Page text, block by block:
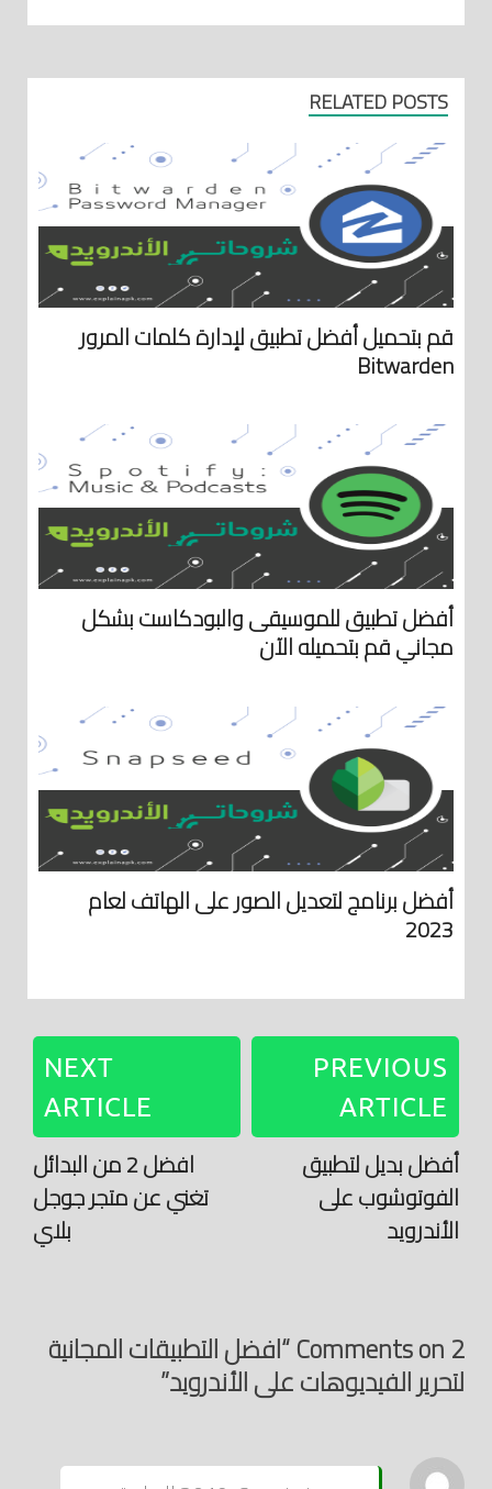
RELATED POSTS
قم بتحميل أفضل تطبيق لإدارة كلمات المرور
Bitwarden
أفضل تطبيق للموسيقى والبودكاست بشكل
مجاني قم بتحميله الآن
أفضل برنامج لتعديل الصور على الهاتف لعام
2023
PREVIOUS
ARTICLE
أفضل بديل لتطبيق
الفوتوشوب على
الأندرويد
NEXT
ARTICLE
افضل 2 من البدائل
تغني عن متجر جوجل
بلاي
2 Comments on “افضل التطبيقات المجانية
لتحرير الفيديوهات على الأندرويد”